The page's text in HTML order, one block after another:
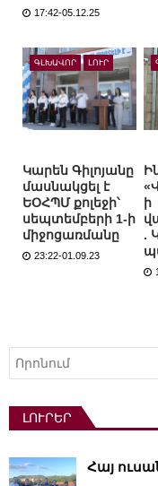
17:42-05.12.25
ԳԼԽԱՎՈՐ ԼՈՒՐ
Կարեն Գիլոյանը
մասնակցել է
ԵՕՀՊՄ քոլեջի՝
սեպտեմբերի 1-ի
միջոցառմանը
23:22-01.09.23
ի
.
Որոնել
ԼՈՒՐԵՐ
Հայ